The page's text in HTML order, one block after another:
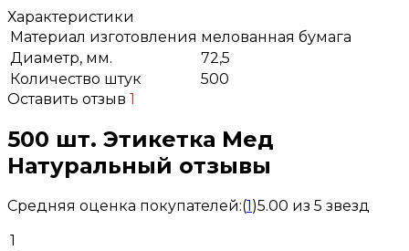
Характеристики
Материал изготовления мелованная бумага
Диаметр, мм.
72,5
Количество штук
500
Оставить отзыв 1
500 шт. Этикетка Мед
Натуральный отзывы
Средняя оценка покупателей:(1)5.00 из 5 звезд
1